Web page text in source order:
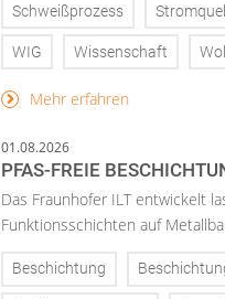
Schweißprozess
WIG Wissenschaft
Mehr erfahren
01.08.2026
PFAS-FREIE
Das Fraunhofer ILT entwickelt
Funktionsschichten auf
Beschichtung